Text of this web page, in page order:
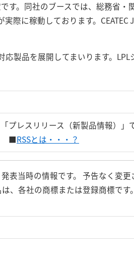
す。同社のブースでは、総務省
際に稼動しております。
製品を展開してまいります。LPL
プレスリリース（新製品情報）」
RSSとは・・・？
表当時の情報です。 予告なく変
、各社の商標または登録商標で